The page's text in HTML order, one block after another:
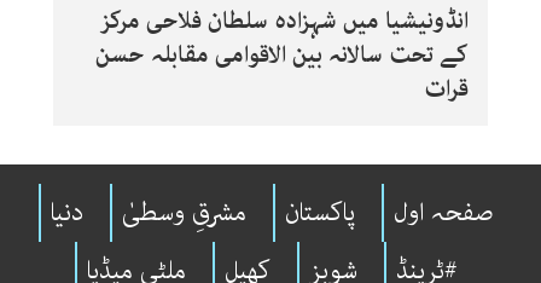
انڈونیشیا میں شہزادہ سلطان فلاحی مرکز
کے تحت سالانہ بین الاقوامی مقابلہ حسن
قرات
صفحہ اول پاکستان مشرقِ وسطیٰ
دنیا
#ٹرینڈ
شوبِز کھیل ملٹی میڈیا